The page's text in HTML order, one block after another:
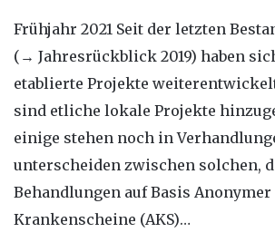
Frühjahr 2021 Seit der letzten
(→ Jahresrückblick 2019) haben
etablierte Projekte
sind etliche lokale Projekte
einige stehen noch in
unterscheiden zwischen solchen,
Behandlungen auf Basis Anonymer
Krankenscheine (AKS)…